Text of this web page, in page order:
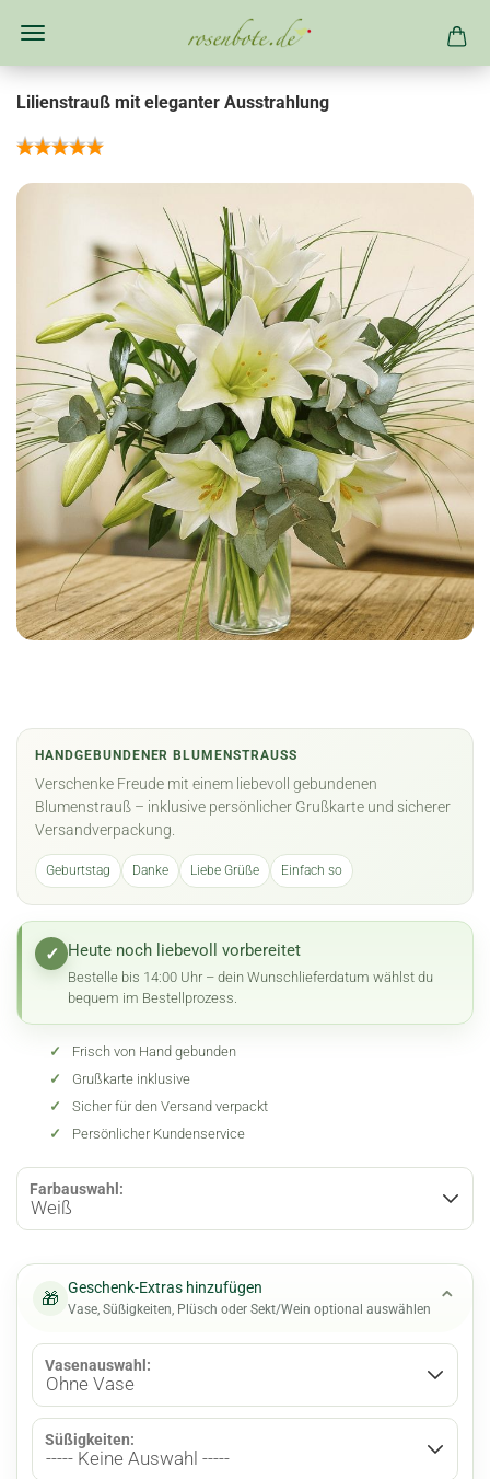
Lilienstrauß mit eleganter Ausstrahlung
HANDGEBUNDENER BLUMENSTRAUSS
Verschenke Freude mit einem liebevoll gebundenen
Blumenstrauß – inklusive persönlicher Grußkarte und sicherer
Versandverpackung.
Geburtstag Danke Liebe Grüße Einfach so
✓ Heute noch liebevoll vorbereitet
Bestelle bis 14:00 Uhr – dein Wunschlieferdatum wählst du
bequem im Bestellprozess.
✓
Frisch von Hand gebunden
✓
Grußkarte inklusive
✓
Sicher für den Versand verpackt
✓
Persönlicher Kundenservice
Farbauswahl:
🎁
Geschenk-Extras hinzufügen
Vase, Süßigkeiten, Plüsch oder Sekt/Wein optional auswählen ⌄
Vasenauswahl:
Süßigkeiten: